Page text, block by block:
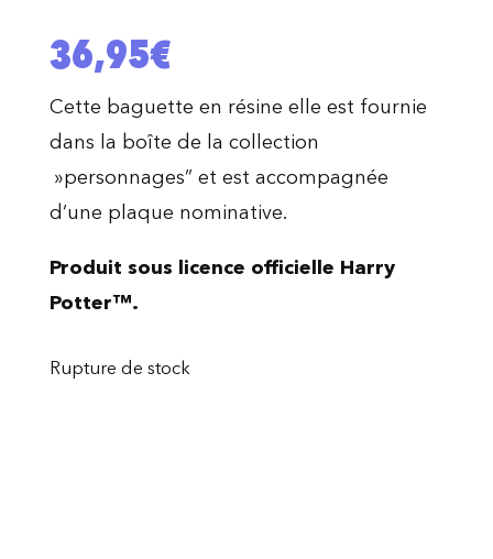
36,95€
Cette baguette en résine elle est fournie
dans la boîte de la collection
»personnages” et est accompagnée
d’une plaque nominative.
Produit sous licence officielle Harry
Potter™.
Rupture de stock